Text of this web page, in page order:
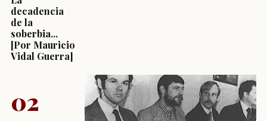
decadencia
de la
soberbia...
[Por Mauricio
Vidal Guerra]
02